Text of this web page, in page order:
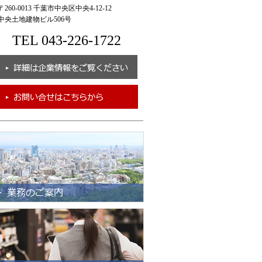
0013 千葉市中央区中央4-12-12
土地建物ビル506号
TEL 043-226-1722